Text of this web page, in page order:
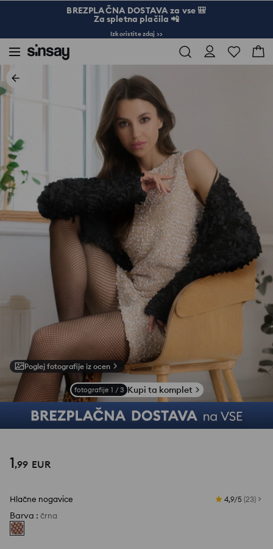
BREZPLAČNA DOSTAVA za vse 🎒
Za spletna plačila 📲
Izkoristite zdaj >>
Poglej fotografije iz ocen
fotografije 1 / 3 Kupi ta komplet
1,99 EUR
Hlačne nogavice 4,9/5 (23)
Barva : črna